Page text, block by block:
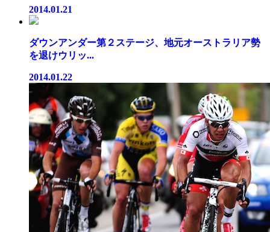
2014.01.21
ダウンアンダー第２ステージ、地元オーストラリア勢
を退けウリッ...
2014.01.22